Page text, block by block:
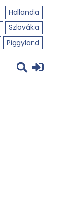
Hollandia
Szlovákia
Piggyland